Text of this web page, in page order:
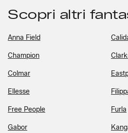
Scopri altri
Anna Field
Champion
Colmar
Ellesse
Free People Furla
Gabor